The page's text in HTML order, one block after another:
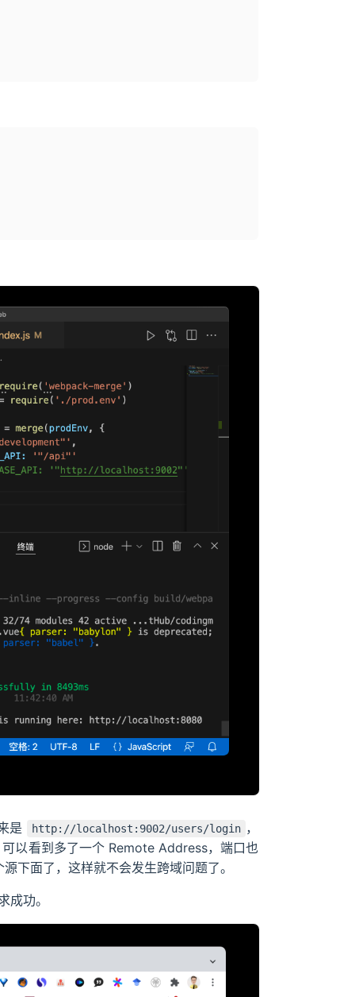
是 http://localhost:9002/users/login ，
以看到多了一个 Remote Address，端口也
下面了，这样就不会发生跨域问题了。
功。